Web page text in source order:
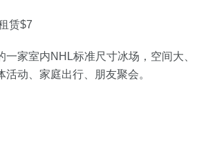
赁$7
一家室内NHL标准尺寸冰场，空间大、
动、家庭出行、朋友聚会。